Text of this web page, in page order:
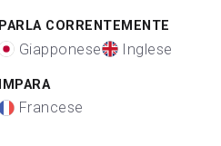
PARLA CORRENTEMENTE
Giapponese Inglese
IMPARA
Francese